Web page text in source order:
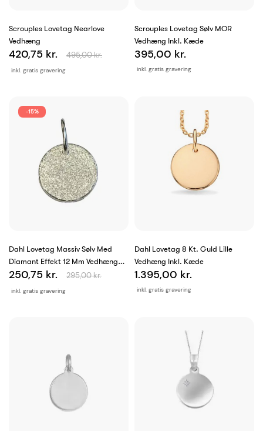
Scrouples Lovetag Nearlove
Vedhæng
inkl. gratis gravering
420,75 kr. 495,00 kr.
Scrouples Lovetag Sølv MOR
Vedhæng Inkl. Kæde
inkl. gratis gravering
395,00 kr.
Dahl Lovetag Massiv Sølv Med
Diamant Effekt 12 Mm Vedhæng
Inkl. Kæde
inkl. gratis gravering
250,75 kr. 295,00 kr.
-15%
Dahl Lovetag 8 Kt. Guld Lille
Vedhæng Inkl. Kæde
inkl. gratis gravering
1.395,00 kr.